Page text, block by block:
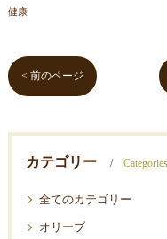
健康
< 前のページ
カテゴリー Categories
全てのカテゴリー
オリーブ